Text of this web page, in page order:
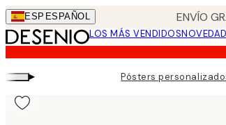
Skip
to
main
content.
ESP ESPAÑOL ENVÍO
LOS MÁS VENDIDOS
▸ Pósters